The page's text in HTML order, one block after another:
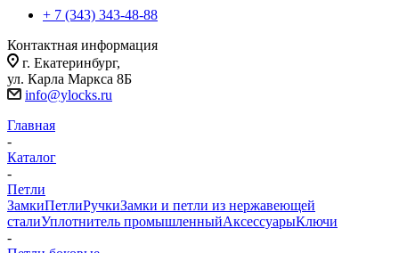
+ 7 (343) 343-48-88
Контактная информация
г. Екатеринбург,
ул. Карла Маркса 8Б
info@ylocks.ru
Главная
-
Каталог
-
Петли
ЗамкиПетлиРучкиЗамки и петли из нержавеющей
сталиУплотнитель промышленныйАксессуарыКлючи
-